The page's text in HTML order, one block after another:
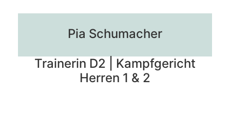
Pia Schumacher
Trainerin D2 | Kampfgericht
Herren 1 & 2